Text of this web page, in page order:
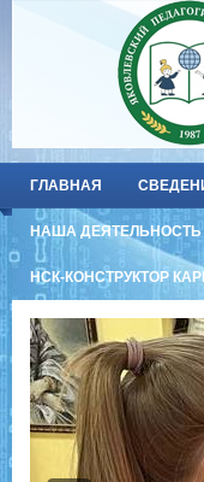
ГЛАВНАЯ
НАША ДЕЯТЕЛЬНОСТЬ
НСК-КОНСТРУКТОР